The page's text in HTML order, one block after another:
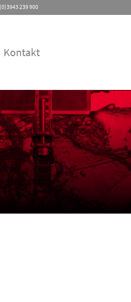
239 900
Kontakt